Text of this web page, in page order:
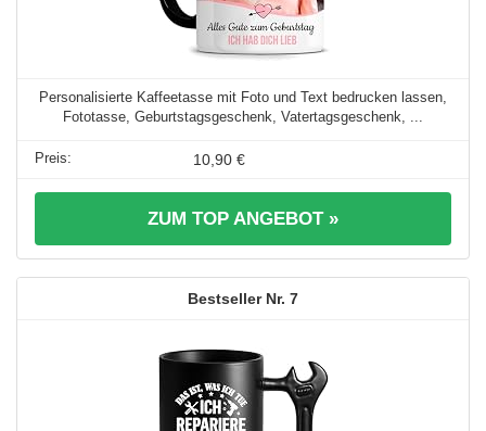
Personalisierte Kaffeetasse mit Foto und Text bedrucken lassen,
Fototasse, Geburtstagsgeschenk, Vatertagsgeschenk, ...
10,90 €
ZUM TOP ANGEBOT »
7